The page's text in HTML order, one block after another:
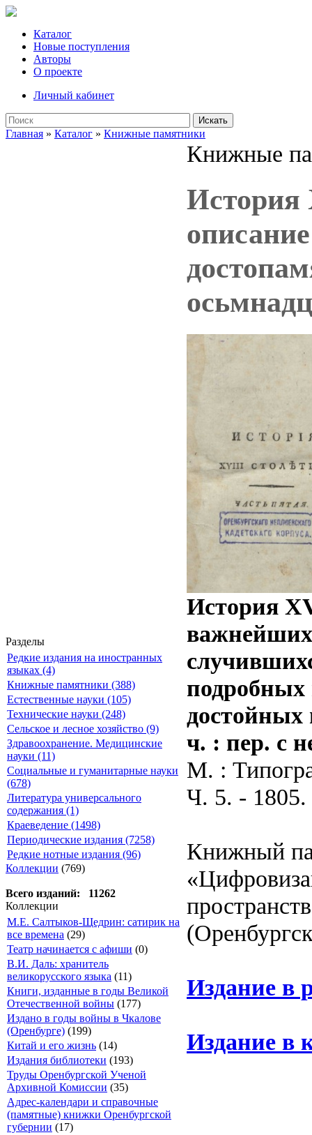
Каталог
Новые поступления
Авторы
О проекте
Личный кабинет
Искать
Главная » Каталог » Книжные памятники
Разделы
Редкие издания на иностранных
языках (4)
Книжные памятники (388)
Естественные науки (105)
Технические науки (248)
Сельское и лесное хозяйство (9)
Здравоохранение. Медицинские
науки (11)
Социальные и гуманитарные науки
(678)
Литература универсального
содержания (1)
Краеведение (1498)
Периодические издания (7258)
Редкие нотные издания (96)
Коллекции (769)
Всего изданий: 11262
Коллекции
М.Е. Салтыков-Щедрин: сатирик на
все времена (29)
Театр начинается с афиши (0)
В.И. Даль: хранитель
великорусского языка (11)
Книги, изданные в годы Великой
Отечественной войны (177)
Издано в годы войны в Чкалове
(Оренбурге) (199)
Китай и его жизнь (14)
Издания библиотеки (193)
Труды Оренбургской Ученой
Архивной Комиссии (35)
Адрес-календари и справочные
(памятные) книжки Оренбургской
губернии (17)
Книжные
История
История
подробных
достойных
ч. : пер. с
М. :
Ч. 5. -
Книжный
Издание в
Издание в